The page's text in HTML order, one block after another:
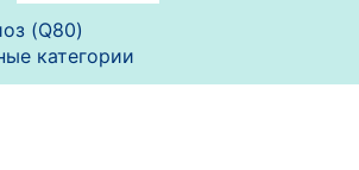
(Q80)
категории